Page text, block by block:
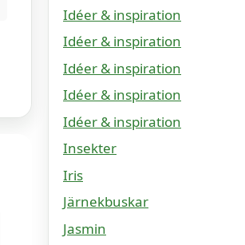
Idéer & inspiration
Idéer & inspiration
Idéer & inspiration
Idéer & inspiration
Idéer & inspiration
Insekter
Iris
Järnekbuskar
Jasmin